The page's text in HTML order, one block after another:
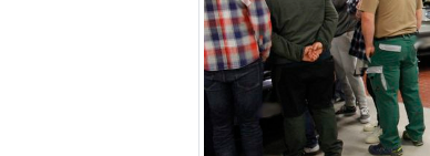
Previous